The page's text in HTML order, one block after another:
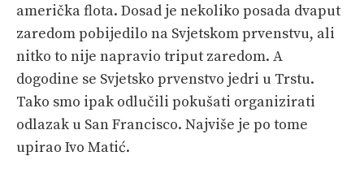
američka flota. Dosad je nekoliko posada dvaput
zaredom pobijedilo na Svjetskom prvenstvu, ali
nitko to nije napravio triput zaredom. A
dogodine se Svjetsko prvenstvo jedri u Trstu.
Tako smo ipak odlučili pokušati organizirati
odlazak u San Francisco. Najviše je po tome
upirao Ivo Matić.